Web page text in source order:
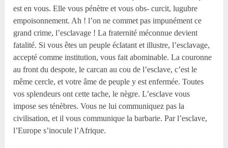
est en vous. Elle vous pénètre et vous obs- curcit, lugubre
empoisonnement. Ah ! l’on ne commet pas impunément ce
grand crime, l’esclavage ! La fraternité méconnue devient
fatalité. Si vous êtes un peuple éclatant et illustre, l’esclavage,
accepté comme institution, vous fait abominable. La couronne
au front du despote, le carcan au cou de l’esclave, c’est le
même cercle, et votre âme de peuple y est enfermée. Toutes
vos splendeurs ont cette tache, le nègre. L’esclave vous
impose ses ténèbres. Vous ne lui communiquez pas la
civilisation, et il vous communique la barbarie. Par l’esclave,
l’Europe s’inocule l’Afrique.